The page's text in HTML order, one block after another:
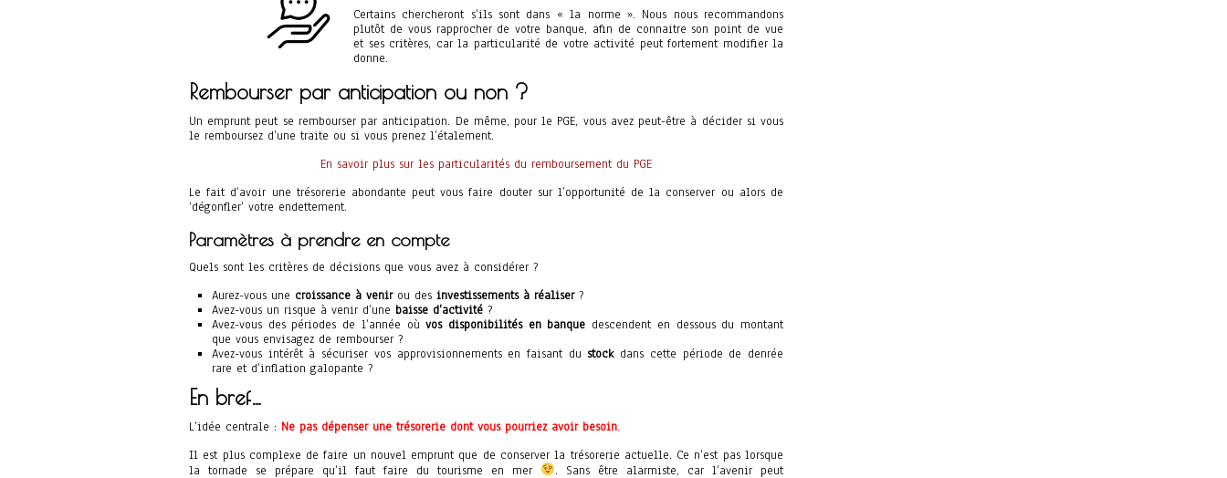
Certains chercheront s’ils sont dans « la norme ». Nous nous recommandons
plutôt de vous rapprocher de votre banque, afin de connaitre son point de vue
et ses critères, car la particularité de votre activité peut fortement modifier la
donne.
Rembourser par anticipation ou non ?
Un emprunt peut se rembourser par anticipation. De même, pour le PGE, vous avez peut-être à décider si vous
le remboursez d’une traite ou si vous prenez l’étalement.
En savoir plus sur les particularités du remboursement du PGE
Le fait d’avoir une trésorerie abondante peut vous faire douter sur l’opportunité de la conserver ou alors de
‘dégonfler’ votre endettement.
Paramètres à prendre en compte
Quels sont les critères de décisions que vous avez à considérer ?
Aurez-vous une croissance à venirou des investissements à réaliser?
Avez-vous un risque à venir d’une baisse d’activité ?
Avez-vous des périodes de l’année oùvos disponibilités en banque descendent en dessous du montant
que vous envisagez de rembourser ?
Avez-vous intérêt à sécuriser vos approvisionnements en faisant du stockdans cette période de denrée
rare et d’inflation galopante ?
En bref…
L’idée centrale : Ne pas dépenser une trésorerie dont vous pourriez avoir besoin.
Il est plus complexe de faire un nouvel emprunt que de conserver la trésorerie actuelle. Ce n’est pas lorsque
la tornade se prépare qu’il faut faire du tourisme en mer
. Sans être alarmiste, car l’avenir peut